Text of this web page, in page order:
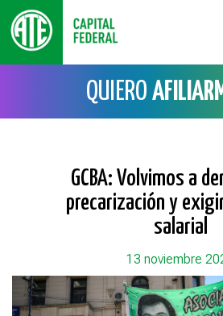
QUIERO
GCBA: Volvimos a
precarización y
salarial
13 noviembre